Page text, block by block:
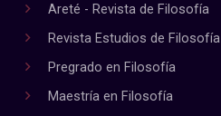
Areté - Revista de Filosofía
Revista Estudios de Filosofía
Pregrado en Filosofía
Maestría en Filosofía